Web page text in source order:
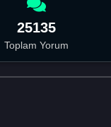
25135
Toplam Yorum